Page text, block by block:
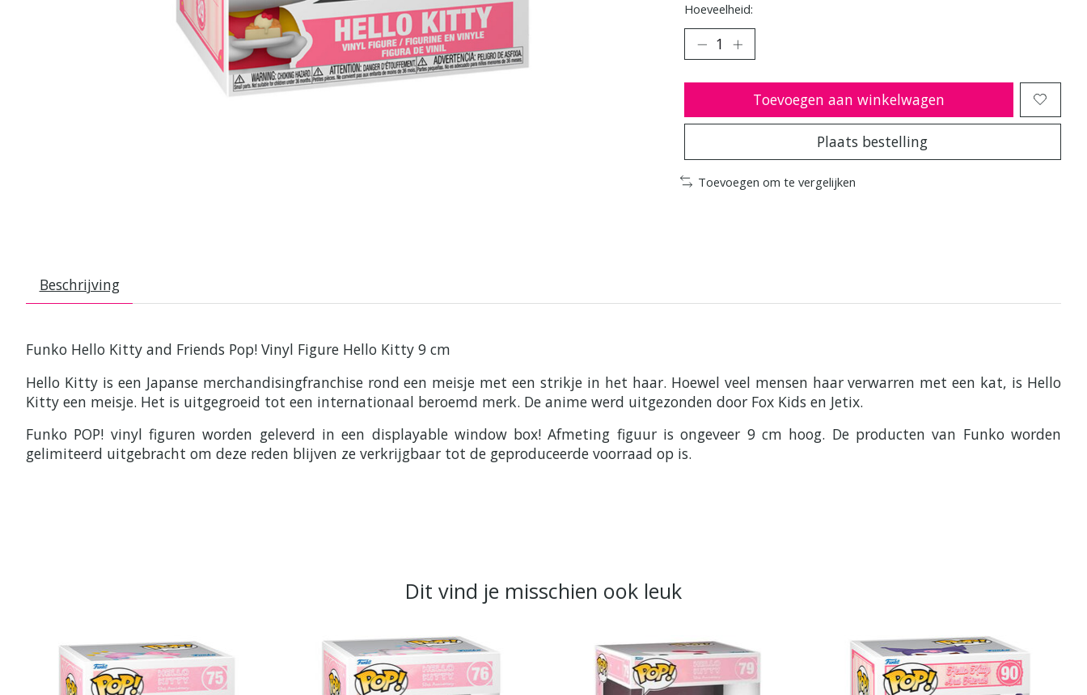
Hoeveelheid:
Toevoegen aan winkelwagen
Plaats bestelling
Toevoegen om te vergelijken
Beschrijving
Funko Hello Kitty and Friends Pop! Vinyl Figure Hello Kitty 9 cm
Hello Kitty is een Japanse merchandisingfranchise rond een meisje met een strikje in het haar. Hoewel veel mensen haar verwarren met een kat, is Hello
Kitty een meisje. Het is uitgegroeid tot een internationaal beroemd merk. De anime werd uitgezonden door Fox Kids en Jetix.
Funko POP! vinyl figuren worden geleverd in een displayable window box! Afmeting figuur is ongeveer 9 cm hoog. De producten van Funko worden
gelimiteerd uitgebracht om deze reden blijven ze verkrijgbaar tot de geproduceerde voorraad op is.
Dit vind je misschien ook leuk
Items van productcarrousel